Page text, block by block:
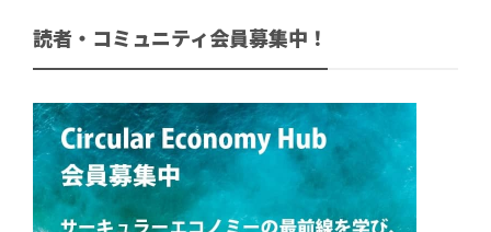
読者・コミュニティ会員募集中！